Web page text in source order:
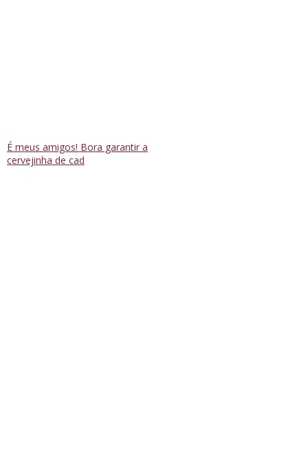
É meus amigos! Bora garantir a
cervejinha de cad